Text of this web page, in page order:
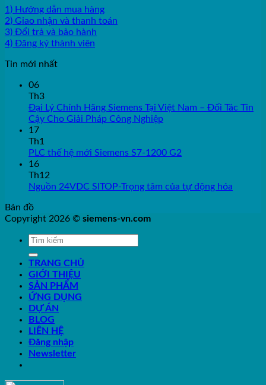
1) Hướng dẫn mua hàng
2) Giao nhận và thanh toán
3) Đổi trả và bảo hành
4) Đăng ký thành viên
Tin mới nhất
06
Th3
Đại Lý Chính Hãng Siemens Tại Việt Nam – Đối Tác Tin
Cậy Cho Giải Pháp Công Nghiệp
17
Th1
PLC thế hệ mới Siemens S7-1200 G2
16
Th12
Nguồn 24VDC SITOP-Trọng tâm của tự động hóa
Bản đồ
Copyright 2026 © siemens-vn.com
TRANG CHỦ
GIỚI THIỆU
SẢN PHẨM
ỨNG DỤNG
DỰ ÁN
BLOG
LIÊN HỆ
Đăng nhập
Newsletter